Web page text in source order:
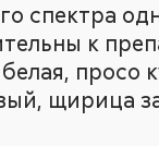
спектра
к
просо
щирица